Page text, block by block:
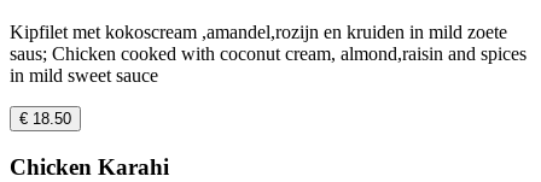
Kipfilet met kokoscream ,amandel,rozijn en kruiden in mild zoete
saus; Chicken cooked with coconut cream, almond,raisin and spices
in mild sweet sauce
€ 18.50
Chicken Karahi